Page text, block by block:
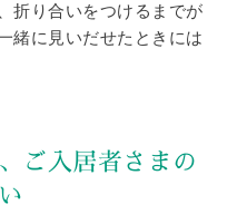
折り合いをつけるまでが
緒に見いだせたときには
ご入居者さまの